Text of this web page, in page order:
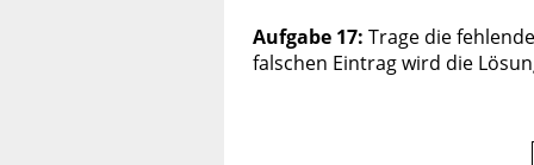
Aufgabe 17: Trage die
falschen Eintrag wird die